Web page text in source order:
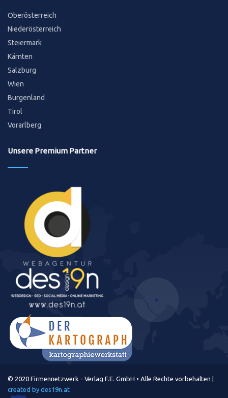
Oberösterreich
Niederösterreich
Steiermark
Kärnten
Salzburg
Wien
Burgenland
Tirol
Vorarlberg
Unsere Premium Partner
© 2020 Firmennetzwerk - Verlag F.E. GmbH • Alle Rechte vorbehalten |
created by des19n.at